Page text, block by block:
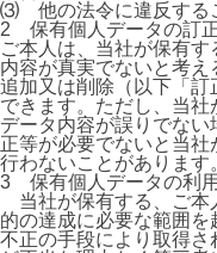
⑶ 他の法令に違反する
2 保有個人データの訂
ご本人は、当社が保有
内容が真実でないと考え
追加又は削除（以下「
できます。ただし、当社
データ内容が誤りでな
正等が必要でないと当
行わないことがあります
3 保有個人データの利
当社が保有する、ご本
的の達成に必要な範囲
不正の手段により取得